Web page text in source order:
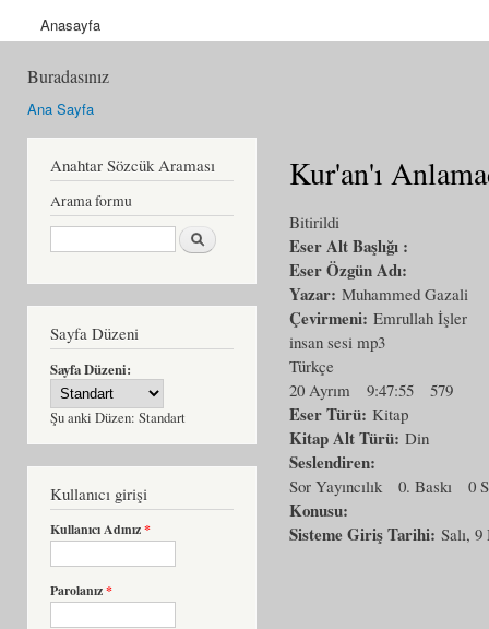
Anasayfa
Buradasınız
Ana Sayfa
Anahtar Sözcük Araması
Arama formu
Ara
Sayfa Düzeni
Sayfa Düzeni:
Şu anki Düzen: Standart
Kullanıcı girişi
Kullanıcı Adınız*
Parolanız*
Kur'an'ı
Bitirildi
Eser Alt Başlığı :
Eser Özgün Adı:
Yazar: Muhammed Gazali
Çevirmeni: Emrullah İşler
insan sesi mp3
Türkçe
20 Ayrım
9:47:55 579
Eser Türü: Kitap
Kitap Alt Türü: Din
Seslendiren:
Sor Yayıncılık 0. Baskı 0
Konusu:
Sisteme Giriş Tarihi: Salı, 9